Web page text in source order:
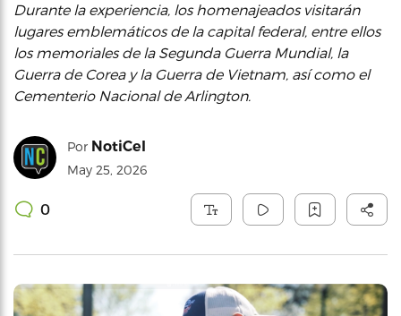
Durante la experiencia, los homenajeados visitarán
lugares emblemáticos de la capital federal, entre ellos
los memoriales de la Segunda Guerra Mundial, la
Guerra de Corea y la Guerra de Vietnam, así como el
Cementerio Nacional de Arlington.
Por NotiCel
May 25, 2026
0